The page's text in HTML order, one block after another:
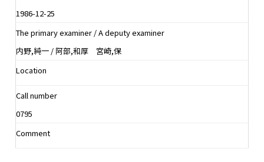
1986-12-25
The primary examiner / A deputy examiner
内野,純一 / 阿部,和厚 宮崎,保
Location
Call number
0795
Comment